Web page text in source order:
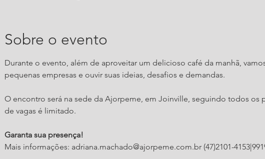
Sobre o evento
Durante o evento, além de aproveitar um delicioso café da manhã,
pequenas empresas e ouvir suas ideias, desafios e demandas.
O encontro será na sede da Ajorpeme, em Joinville, seguindo todos os
de vagas é limitado.
Garanta sua presença!
Mais informações: adriana.machado@ajorpeme.com.br (47)2101-